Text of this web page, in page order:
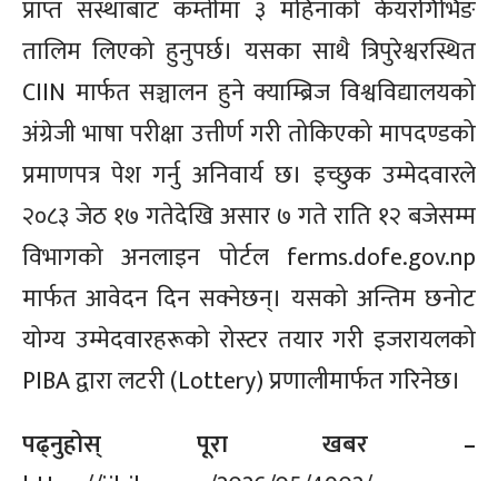
प्राप्त संस्थाबाट कम्तीमा ३ महिनाको केयरगिभिङ
तालिम लिएको हुनुपर्छ। यसका साथै त्रिपुरेश्वरस्थित
CIIN मार्फत सञ्चालन हुने क्याम्ब्रिज विश्वविद्यालयको
अंग्रेजी भाषा परीक्षा उत्तीर्ण गरी तोकिएको मापदण्डको
प्रमाणपत्र पेश गर्नु अनिवार्य छ। इच्छुक उम्मेदवारले
२०८३ जेठ १७ गतेदेखि असार ७ गते राति १२ बजेसम्म
विभागको अनलाइन पोर्टल ferms.dofe.gov.np
मार्फत आवेदन दिन सक्नेछन्। यसको अन्तिम छनोट
योग्य उम्मेदवारहरूको रोस्टर तयार गरी इजरायलको
PIBA द्वारा लटरी (Lottery) प्रणालीमार्फत गरिनेछ।
पढ्नुहोस् पूरा खबर –